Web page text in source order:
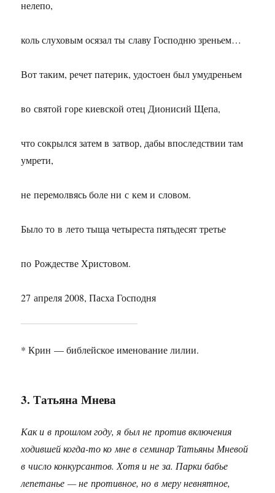
нелепо,
коль слуховым осязал ты славу Господню зреньем…
Вот таким, речет патерик, удостоен был умудреньем
во святой горе киевской отец Дионисий Щепа,
что сокрылся затем в затвор, дабы впоследствии там
умрети,
не перемолвясь боле ни с кем и словом.
Было то в лето тыща четыреста пятьдесят третье
по Рождестве Христовом.
27 апреля 2008, Пасха Господня
* Крин — библейское именование лилии.
3. Татьяна Мнева
Как и в прошлом году, я был не против включения
ходившей когда-то ко мне в семинар Татьяны Мневой
в число конкурсантов. Хотя и не за. Парки бабье
лепетанье — не противное, но в меру невнятное,